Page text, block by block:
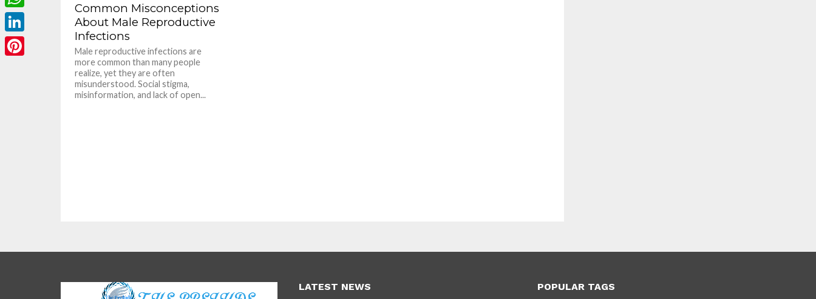
Common Misconceptions
About Male Reproductive
Infections
Male reproductive infections are
more common than many people
realize, yet they are often
misunderstood. Social stigma,
misinformation, and lack of open...
LATEST NEWS POPULAR TAGS
WhatsApp
LinkedIn